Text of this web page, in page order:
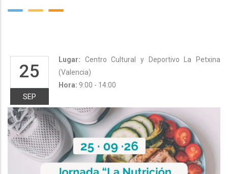
25
SEP
Lugar: Centro Cultural y Deportivo La Petxina
(Valencia)
Hora: 9:00 - 14:00